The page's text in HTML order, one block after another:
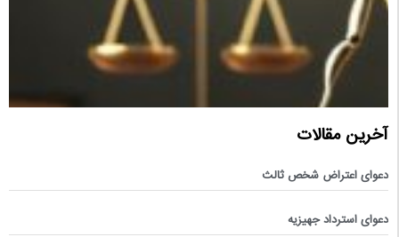
آخرین مقالات
دعوای اعتراض شخص ثالث
دعوای استرداد جهیزیه